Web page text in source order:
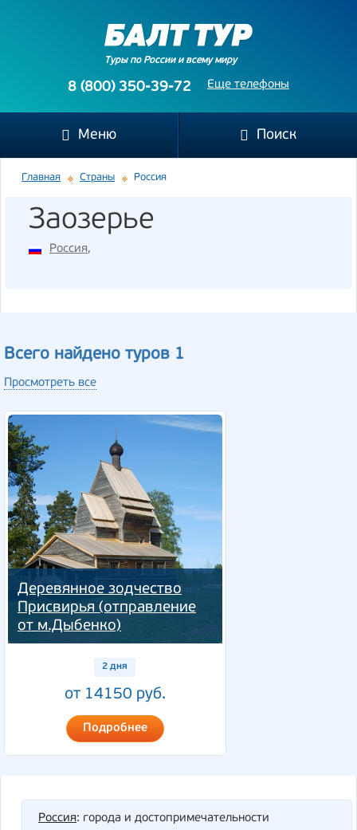
Туры по России и всему миру
Еще телефоны
8 (800) 350-39-72
Меню Поиск
Главная Страны Россия
Заозерье
Россия,
Всего найдено туров 1
Просмотреть все
Деревянное зодчество
Присвирья (отправление
от м.Дыбенко)
2 дня
от 14150 руб.
Подробнее
Россия: города и достопримечательности